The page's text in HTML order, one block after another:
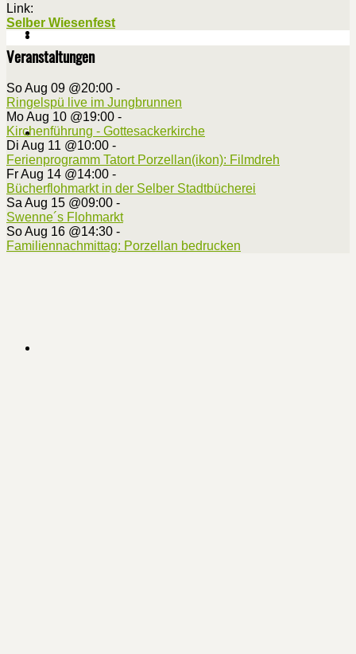
Link:
Selber Wiesenfest
Veranstaltungen
So Aug 09 @20:00 -
Ringelspü live im Jungbrunnen
Mo Aug 10 @19:00 -
Kirchenführung - Gottesackerkirche
Di Aug 11 @10:00 -
Ferienprogramm Tatort Porzellan(ikon): Filmdreh
Fr Aug 14 @14:00 -
Bücherflohmarkt in der Selber Stadtbücherei
Sa Aug 15 @09:00 -
Swenne´s Flohmarkt
So Aug 16 @14:30 -
Familiennachmittag: Porzellan bedrucken